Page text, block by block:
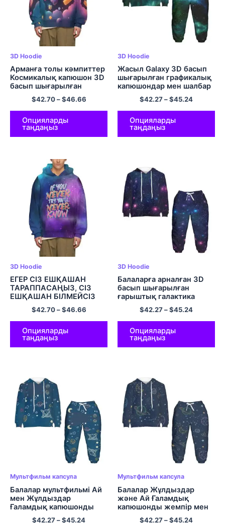
3D Hoodie
Арманға толы кәмпиттер
Космикалық капюшон 3D
басып шығарылған
графикалық капюшоны
бар свит көйлек Ерлер
мен әйелдерге арналған
сүйкімді капюшон
пуловер полиэфирлі юбка
$42.70–$46.66
Опцияларды
таңдаңыз
3D Hoodie
Жасыл Galaxy 3D басып
шығарылған графикалық
капюшондар мен шалбар
балаларға арналған
комфорт капюди
жиынтықтары
$42.27–$45.24
Опцияларды
таңдаңыз
3D Hoodie
ЕГЕР СІЗ ЕШҚАШАН
ТАРАППАСАҢЫЗ, СІЗ
ЕШҚАШАН БІЛМЕЙСІЗ
Галакси капюшонды
футболка Ерлер мен
әйелдерге арналған
полиэстер пуловер
капюди
$42.70–$46.66
Опцияларды
таңдаңыз
3D Hoodie
Балаларға арналған 3D
басып шығарылған
ғарыштық галактика
капюшоны бар көйлектер
мен шалбарлар Galaxy
Hoodie киімдері
Полиэфирден жасалған
капюди жиынтығы
$42.27–$45.24
Опцияларды
таңдаңыз
Мультфильм капсула
Балалар мультфильмі Ай
мен Жұлдыздар
Ғаламдық капюшонды
жемпір мен шалбар
$42.27–$45.24
Мультфильм капсула
Балалар Жұлдыздар
және Ай Ғаламдық
капюшонды жемпір мен
шалбар жайлы
$42.27–$45.24